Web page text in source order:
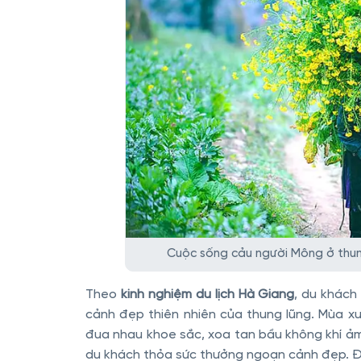
Cuộc sống cảu người Mông ở
Theo kinh nghiệm du lịch Hà Giang, du
cảnh đẹp thiên nhiên của thung lũng. Mùa
đua nhau khoe sắc, xoa tan bầu không khí
du khách thỏa sức thưởng ngoạn cảnh đẹp.